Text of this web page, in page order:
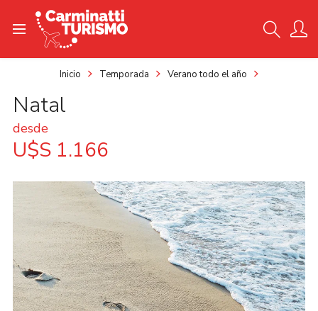
Inicio Temporada Verano todo el año
Natal
desde
U$S 1.166